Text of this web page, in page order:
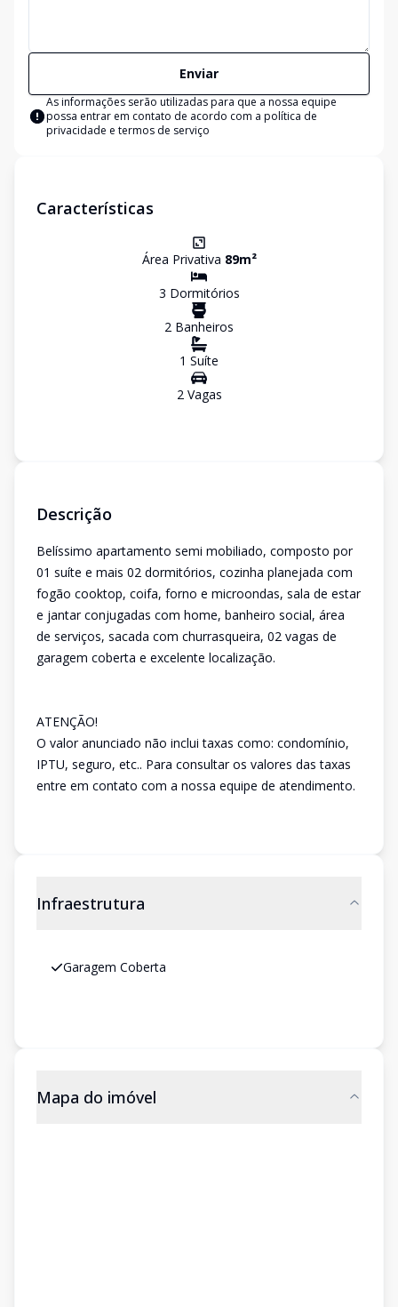
Enviar
As informações serão utilizadas para que a nossa equipe
possa entrar em contato de acordo com a política de
privacidade e termos de serviço
Características
Área Privativa 89m²
3 Dormitórios
2 Banheiros
1 Suíte
2Vagas
Descrição
Belíssimo apartamento semi mobiliado, composto por
01 suíte e mais 02 dormitórios, cozinha planejada com
fogão cooktop, coifa, forno e microondas, sala de estar
e jantar conjugadas com home, banheiro social, área
de serviços, sacada com churrasqueira, 02 vagas de
garagem coberta e excelente localização.
ATENÇÃO!
O valor anunciado não inclui taxas como: condomínio,
IPTU, seguro, etc.. Para consultar os valores das taxas
entre em contato com a nossa equipe de atendimento.
Infraestrutura
Garagem Coberta
Mapa do imóvel